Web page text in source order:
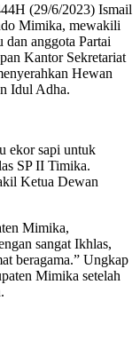
(29/6/2023) Ismail
Mimika, mewakili
anggota Partai
Kantor Sekretariat
Hewan
Idul Adha.
ekor sapi untuk
SP II Timika.
Ketua Dewan
Mimika,
sangat Ikhlas,
beragama.” Ungkap
Mimika setelah